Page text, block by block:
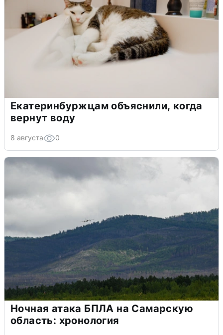
Екатеринбуржцам объяснили, когда
вернут воду
8 августа 0
Ночная атака БПЛА на Самарскую
область: хронология